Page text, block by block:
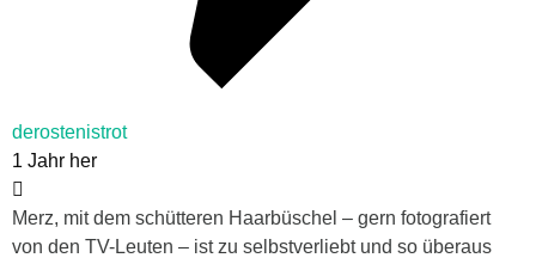
derostenistrot
1 Jahr her
Merz, mit dem schütteren Haarbüschel – gern fotografiert
von den TV-Leuten – ist zu selbstverliebt und so überaus